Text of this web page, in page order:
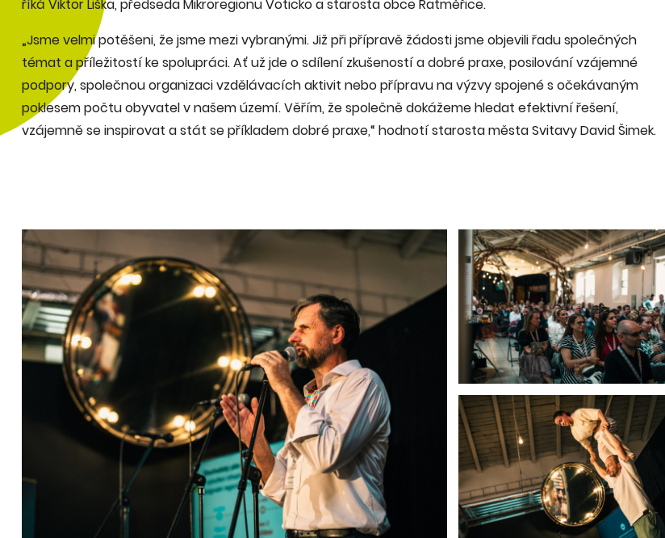
říká Viktor Liška, předseda Mikroregionu Voticko a starosta obce Ratměřice.
„Jsme velmi potěšeni, že jsme mezi vybranými. Již při přípravě žádosti jsme objevili řadu společných
témat a příležitostí ke spolupráci. Ať už jde o sdílení zkušeností a dobré praxe, posilování vzájemné
podpory, společnou organizaci vzdělávacích aktivit nebo přípravu na výzvy spojené s očekávaným
poklesem počtu obyvatel v našem území. Věřím, že společně dokážeme hledat efektivní řešení,
vzájemně se inspirovat a stát se příkladem dobré praxe,“ hodnotí starosta města Svitavy David Šimek.